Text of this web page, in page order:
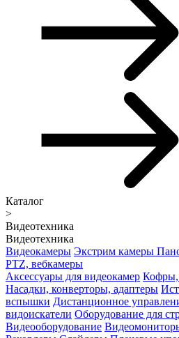
Каталог
>
Видеотехника
Видеотехника
Видеокамеры Экстрим камеры
PTZ, вебкамеры
Аксессуары для видеокамер Кофры,
Насадки, конверторы, адаптеры
вспышки Дистанционное
видоискатели Оборудование для
Видеооборудование